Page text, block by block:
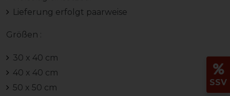
Lieferung erfolgt paarweise
Größen :
30 x 40 cm
40 x 40 cm
50 x 50 cm
SSV